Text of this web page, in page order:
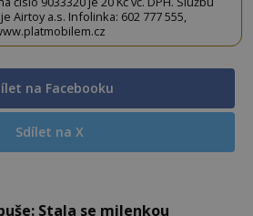
Airtoy a.s. Infolinka: 602 777 555,
na Facebooku
Sdílet na X
Stala se milenkou